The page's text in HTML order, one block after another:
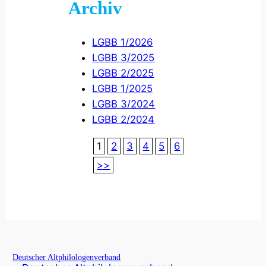
Archiv
LGBB 1/2026
LGBB 3/2025
LGBB 2/2025
LGBB 1/2025
LGBB 3/2024
LGBB 2/2024
1 2 3 4 5
6
>>
Deutscher Altphilologenverband